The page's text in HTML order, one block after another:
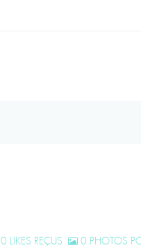
0 LIKES REÇUS 0 PHOTOS